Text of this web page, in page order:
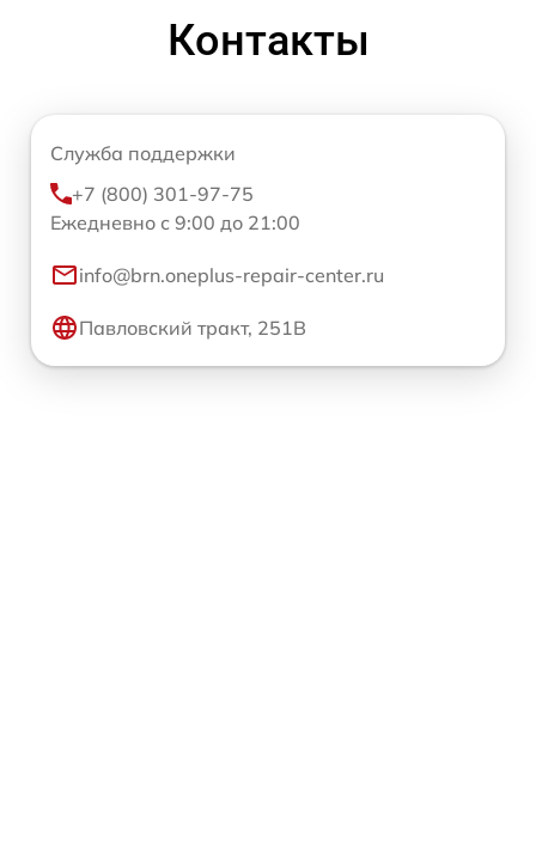
Контакты
Служба поддержки
+7 (800) 301-97-75
Ежедневно с 9:00 до 21:00
info@brn.oneplus-repair-center.ru
Павловский тракт, 251В